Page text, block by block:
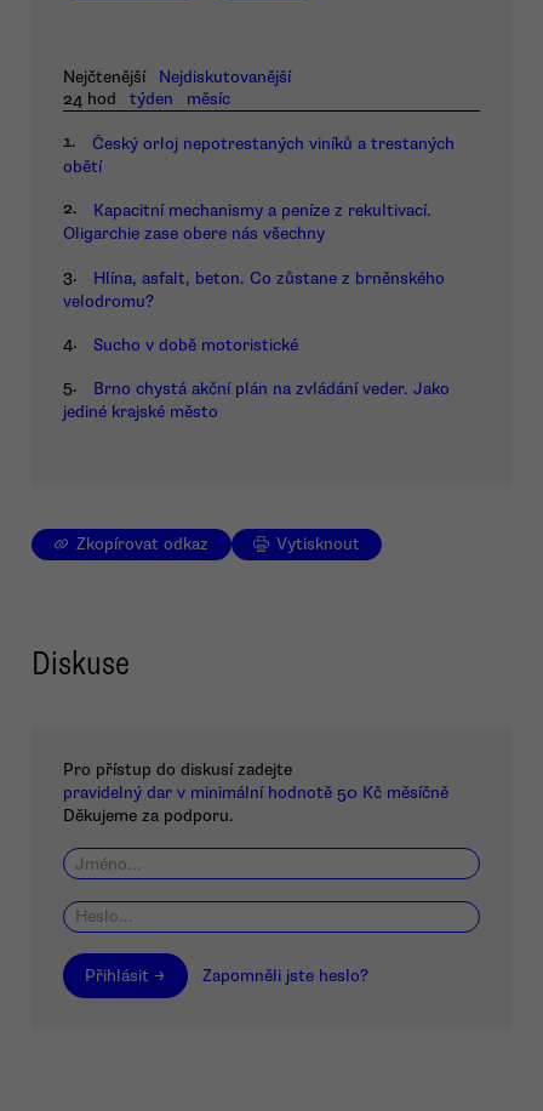
Nejčtenější
Nejdiskutovanější
24 hod
týden měsíc
1.
Český orloj nepotrestaných viníků a trestaných
obětí
2.
Kapacitní mechanismy a peníze z rekultivací.
Oligarchie zase obere nás všechny
3.
Hlína, asfalt, beton. Co zůstane z brněnského
velodromu?
4. Sucho v době motoristické
5.
Brno chystá akční plán na zvládání veder. Jako
jediné krajské město
Zkopírovat odkaz Vytisknout
Diskuse
Pro přístup do diskusí zadejte
pravidelný dar v minimální hodnotě 50 Kč měsíčně
Děkujeme za podporu.
Přihlásit → Zapomněli jste heslo?